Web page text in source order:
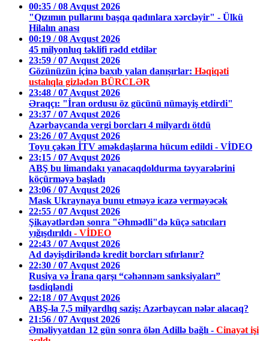
00:35 / 08 Avqust 2026
"Qızımın pullarını başqa qadınlara xərcləyir" - Ülkü
Hilalın anası
00:19 / 08 Avqust 2026
45 milyonluq təklifi rədd etdilər
23:59 / 07 Avqust 2026
Gözünüzün içinə baxıb yalan danışırlar: Həqiqəti
ustalıqla gizlədən BÜRCLƏR
23:48 / 07 Avqust 2026
Əraqçı: "İran ordusu öz gücünü nümayiş etdirdi"
23:37 / 07 Avqust 2026
Azərbaycanda vergi borcları 4 milyardı ötdü
23:26 / 07 Avqust 2026
Toyu çəkən İTV əməkdaşlarına hücum edildi - VİDEO
23:15 / 07 Avqust 2026
ABŞ bu limandakı yanacaqdoldurma təyyarələrini
köçürməyə başladı
23:06 / 07 Avqust 2026
Mask Ukraynaya bunu etməyə icazə verməyəcək
22:55 / 07 Avqust 2026
Şikayətlərdən sonra "Əhmədli"də küçə satıcıları
yığışdırıldı - VİDEO
22:43 / 07 Avqust 2026
Ad dəyişdiriləndə kredit borcları sıfırlanır?
22:30 / 07 Avqust 2026
Rusiya və İrana qarşı “cəhənnəm sanksiyaları”
təsdiqləndi
22:18 / 07 Avqust 2026
ABŞ-la 7,5 milyardlıq saziş: Azərbaycan nələr alacaq?
21:56 / 07 Avqust 2026
Əməliyyatdan 12 gün sonra ölən Adillə bağlı - Cinayət işi